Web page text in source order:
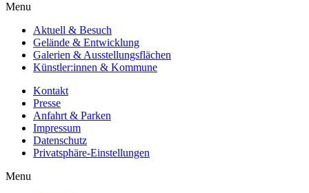
Menu
Aktuell & Besuch
Gelände & Entwicklung
Galerien & Ausstellungsflächen
Künstler:innen & Kommune
Kontakt
Presse
Anfahrt & Parken
Impressum
Datenschutz
Privatsphäre-Einstellungen
Menu